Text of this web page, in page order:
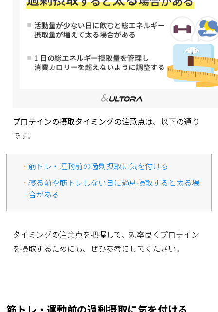
プロテインの摂取タイミングの注意点は、以下の通り
です。
筋トレ・運動前の過剰摂取に気を付ける
寝る前や筋トレしない日に過剰摂取すると太る場
合がある
タイミングの注意点を把握して、効率良くプロテイン
を摂取するためにも、ぜひ参考にしてください。